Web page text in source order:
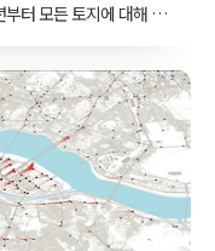
터 모든 토지에 대해 개
로 공개하기 시작했다.
MTojEnUl 국가공
이터는 국가공간정보
은 경우는 엑셀로 이미
기가 어려웠는데, 기존